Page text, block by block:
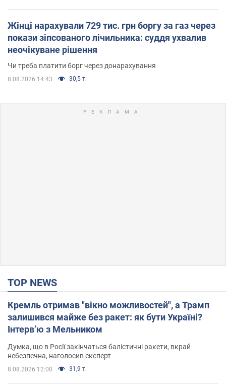
Жінці нарахували 729 тис. грн боргу за газ через
покази зіпсованого лічильника: суддя ухвалив
неочікуване рішення
Чи треба платити борг через донарахування
8.08.2026 14:43 30,5 т.
TOP NEWS
Кремль отримав "вікно можливостей", а Трамп
залишився майже без ракет: як бути Україні?
Інтерв’ю з Мельником
Думка, що в Росії закінчаться балістичні ракети, вкрай
небезпечна, наголосив експерт
8.08.2026 12:00 31,9 т.